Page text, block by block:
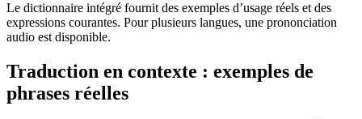
Le dictionnaire intégré fournit des exemples d’usage réels et des
expressions courantes. Pour plusieurs langues, une prononciation
audio est disponible.
Traduction en contexte : exemples de
phrases réelles